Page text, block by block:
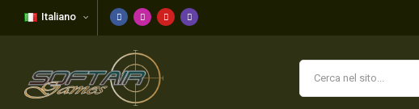
Italiano Nuovi arrivi